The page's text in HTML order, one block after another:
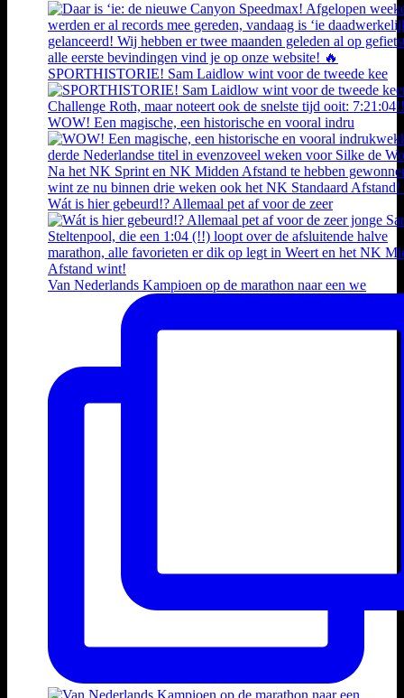
SPORTHISTORIE! Sam Laidlow wint voor de tweede kee
WOW! Een magische, een historische en vooral indru
Wát is hier gebeurd!? Allemaal pet af voor de zeer
Van Nederlands Kampioen op de marathon naar een we